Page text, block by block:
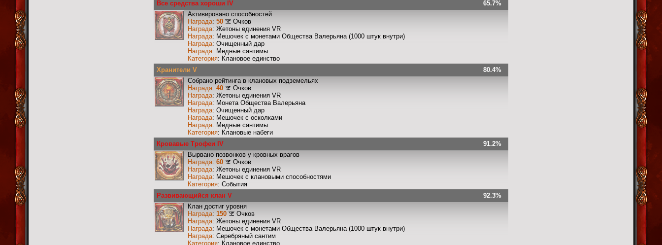
Все средства хороши IV
65.7%
Активировано способностей
Награда: 50
Очков
Награда: Жетоны единения VR
Награда: Мешочек с монетами Общества Валерьяна (1000 штук внутри)
Награда: Очищенный дар
Награда: Медные сантимы
Категория: Клановое единство
Хранители V
80.4%
Собрано рейтинга в клановых подземельях
Награда: 40
Очков
Награда: Жетоны единения VR
Награда: Монета Общества Валерьяна
Награда: Очищенный дар
Награда: Мешочек с осколками
Награда: Медные сантимы
Категория: Клановые набеги
Кровавые Трофеи IV
91.2%
Вырвано позвонков у кровных врагов
Награда: 60
Очков
Награда: Жетоны единения VR
Награда: Мешочек с клановыми способностями
Категория: События
Развивающийся клан V
92.3%
Клан достиг уровня
Награда: 150
Очков
Награда: Жетоны единения VR
Награда: Мешочек с монетами Общества Валерьяна (1000 штук внутри)
Награда: Серебряный сантим
Категория: Клановое единство